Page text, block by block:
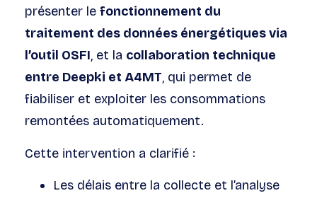
présenter le fonctionnement du
traitement des données énergétiques via
l’outil OSFI, et la collaboration technique
entre Deepki et A4MT, qui permet de
fiabiliser et exploiter les consommations
remontées automatiquement.
Cette intervention a clarifié :
Les délais entre la collecte et l’analyse